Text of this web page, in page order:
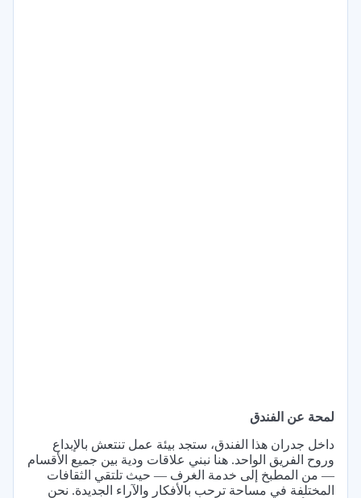
لمحة عن الفندق
داخل جدران هذا الفندق، ستجد بيئة عمل تنتعش بالإبداع
وروح الفريق الواحد. هنا نبني علاقات ودية بين جميع الأقسام
— من المطبخ إلى خدمة الغرف — حيث تلتقي الثقافات
المختلفة في مساحة ترحب بالأفكار والآراء الجديدة. نحن